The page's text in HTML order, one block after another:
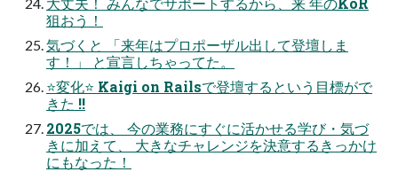
狙おう！
気づくと 「来年はプロポーザル出して登壇しま
す！」 と宣言しちゃってた。
⭐変化⭐ Kaigi on Railsで登壇するという目標がで
きた !!
2025では、 今の業務にすぐに活かせる学び・気づ
きに加えて、 大きなチャレンジを決意するきっかけ
にもなった！